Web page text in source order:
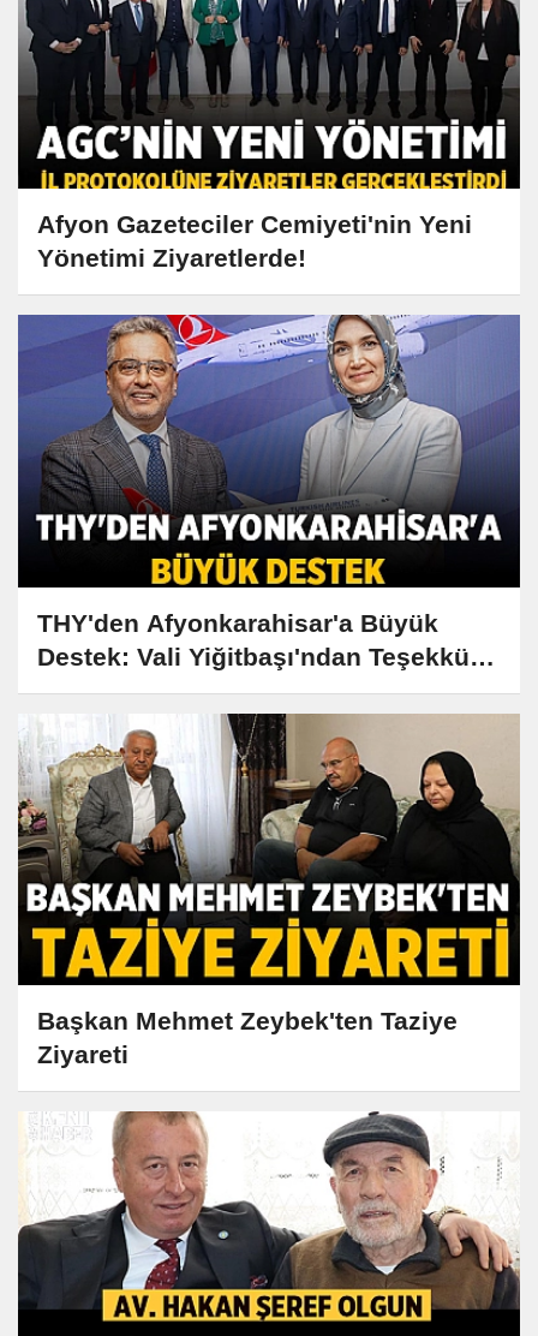
Afyon Gazeteciler Cemiyeti'nin Yeni
Yönetimi Ziyaretlerde!
THY'den Afyonkarahisar'a Büyük
Destek: Vali Yiğitbaşı'ndan Teşekkür
Ziyareti
Başkan Mehmet Zeybek'ten Taziye
Ziyareti